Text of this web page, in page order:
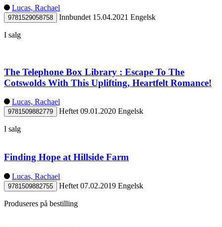
Lucas, Rachael
9781529058758 Innbundet 15.04.2021 Engelsk
I salg
The Telephone Box Library : Escape To The
Cotswolds With This Uplifting, Heartfelt Romance!
Lucas, Rachael
9781509882779 Heftet 09.01.2020 Engelsk
I salg
Finding Hope at Hillside Farm
Lucas, Rachael
9781509882755 Heftet 07.02.2019 Engelsk
Produseres på bestilling